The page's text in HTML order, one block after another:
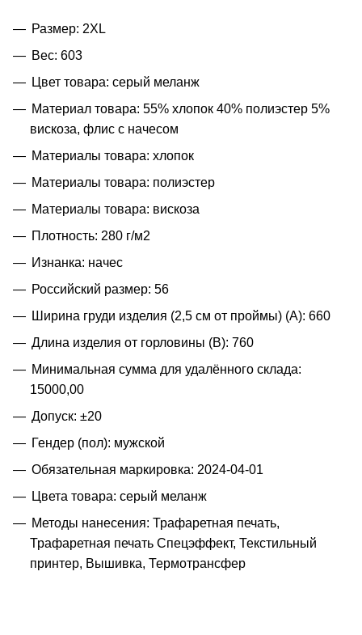
Размер: 2XL
Вес: 603
Цвет товара: серый меланж
Материал товара: 55% хлопок 40% полиэстер 5%
вискоза, флис с начесом
Материалы товара: хлопок
Материалы товара: полиэстер
Материалы товара: вискоза
Плотность: 280 г/м2
Изнанка: начес
Российский размер: 56
Ширина груди изделия (2,5 см от проймы) (A): 660
Длина изделия от горловины (B): 760
Минимальная сумма для удалённого склада:
15000,00
Допуск: ±20
Гендер (пол): мужской
Обязательная маркировка: 2024-04-01
Цвета товара: серый меланж
Методы нанесения: Трафаретная печать,
Трафаретная печать Спецэффект, Текстильный
принтер, Вышивка, Термотрансфер